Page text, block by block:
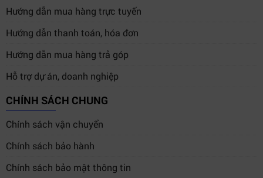
Adobe Premiere Pro
Avid Media Composer
vMix
Wirecast
Final Cut Pro
Điều này giúp thiết bị phù hợp cho nhiều nhu cầu khác
nhau từ livestream, dựng phim cho đến phát sóng
Hướng dẫn mua hàng trực tuyến
Hướng dẫn thanh toán, hóa đơn
Hướng dẫn mua hàng trả góp
Hỗ trợ dự án, doanh nghiệp
CHÍNH SÁCH CHUNG
Chính sách vận chuyển
Chính sách bảo hành
Chính sách bảo mật thông tin